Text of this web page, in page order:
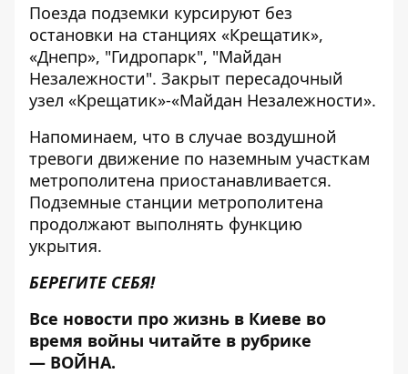
Поезда подземки курсируют без
остановки на станциях «Крещатик»,
«Днепр», "Гидропарк", "Майдан
Незалежности". Закрыт пересадочный
узел «Крещатик»-«Майдан Незалежности».
Напоминаем, что в случае воздушной
тревоги движение по наземным участкам
метрополитена приостанавливается.
Подземные станции метрополитена
продолжают выполнять функцию
укрытия.
БЕРЕГИТЕ СЕБЯ!
Все новости про жизнь в Киеве во
время войны читайте в рубрике
— ВОЙНА.